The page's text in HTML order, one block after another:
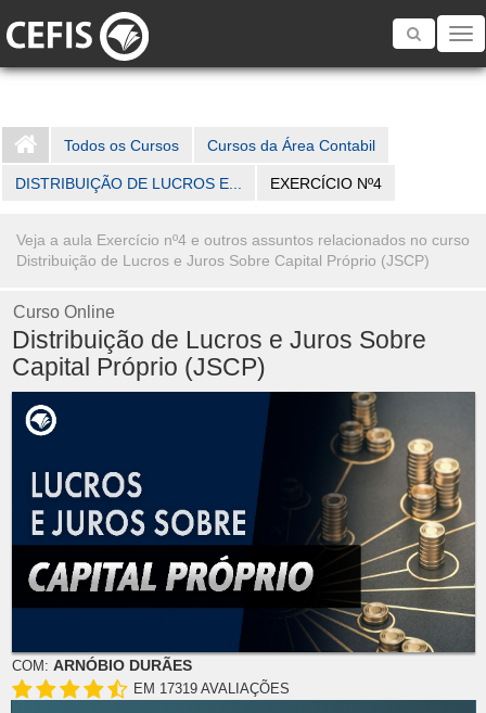
Toggle
Todos os Cursos Cursos da Área Contabil
DISTRIBUIÇÃO DE LUCROS E... EXERCÍCIO Nº4
Veja a aula Exercício nº4 e outros assuntos relacionados no curso
Distribuição de Lucros e Juros Sobre Capital Próprio (JSCP)
Curso Online
Distribuição de Lucros e Juros Sobre
Capital Próprio (JSCP)
COM: ARNÓBIO DURÃES
EM 17319 AVALIAÇÕES